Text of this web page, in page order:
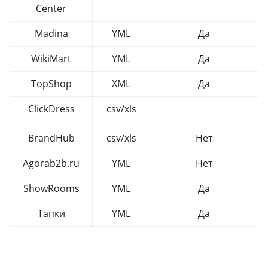
Center
Madina YML
Да
WikiMart
YML
Да
TopShop
XML
Да
ClickDress
csv/xls
BrandHub csv/xls
Нет
Agorab2b.ru
YML
Нет
ShowRooms
YML
Да
Тапки
YML Да